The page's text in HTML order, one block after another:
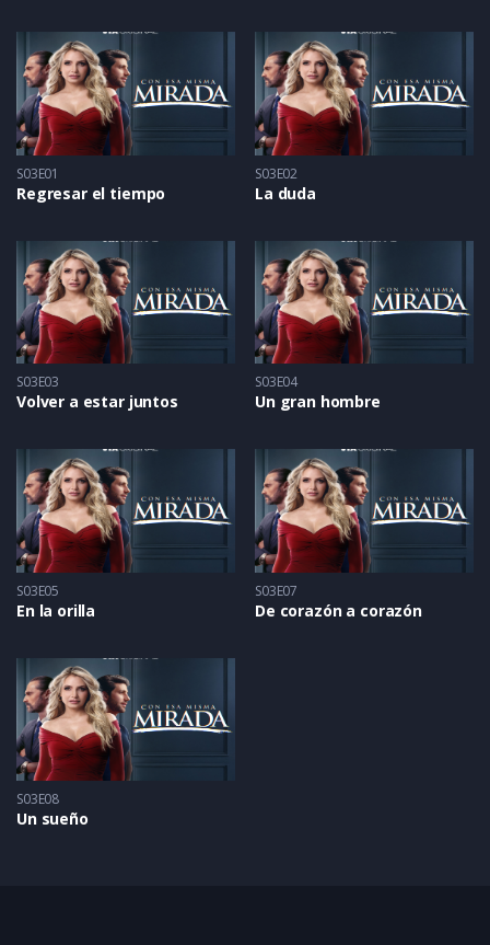
S03E01
Regresar el tiempo
S03E02
La duda
S03E03
Volver a estar juntos
S03E04
Un gran hombre
S03E05
En la orilla
S03E07
De corazón a corazón
S03E08
Un sueño